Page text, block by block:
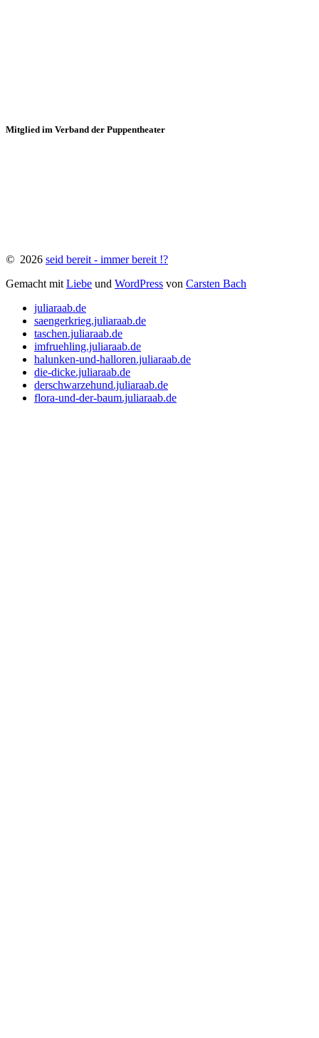
Mitglied im Verband der Puppentheater
© 2026 seid bereit - immer bereit !?
Gemacht mit Liebe und WordPress von Carsten Bach
juliaraab.de
saengerkrieg.juliaraab.de
taschen.juliaraab.de
imfruehling.juliaraab.de
halunken-und-halloren.juliaraab.de
die-dicke.juliaraab.de
derschwarzehund.juliaraab.de
flora-und-der-baum.juliaraab.de